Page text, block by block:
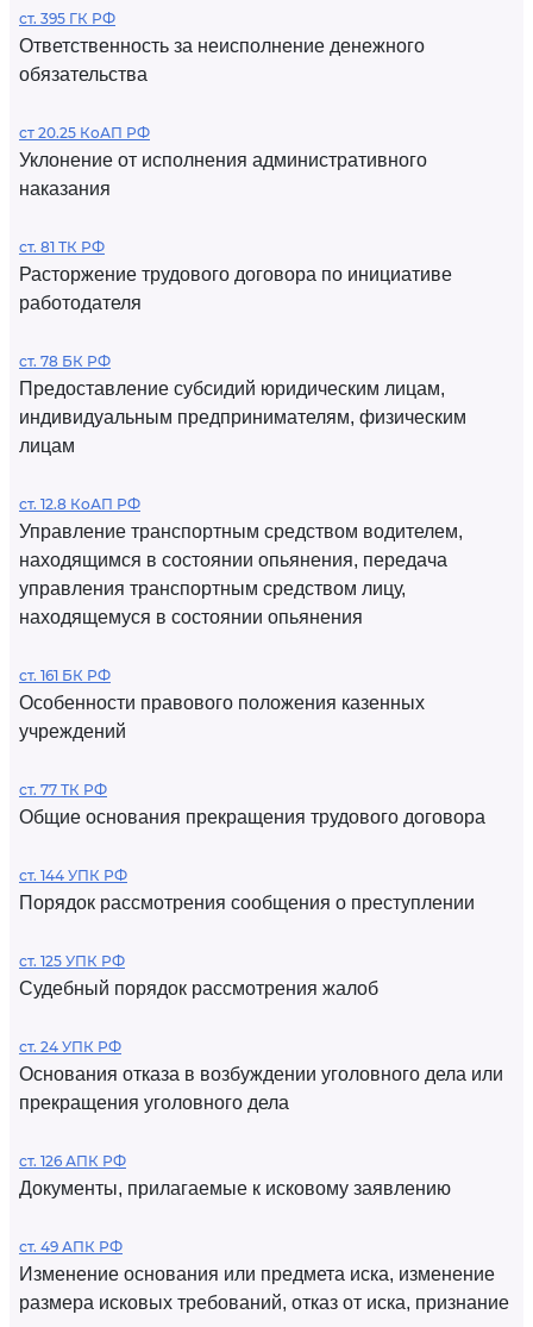
ст. 395 ГК РФ
Ответственность за неисполнение денежного
обязательства
ст 20.25 КоАП РФ
Уклонение от исполнения административного
наказания
ст. 81 ТК РФ
Расторжение трудового договора по инициативе
работодателя
ст. 78 БК РФ
Предоставление субсидий юридическим лицам,
индивидуальным предпринимателям, физическим
лицам
ст. 12.8 КоАП РФ
Управление транспортным средством водителем,
находящимся в состоянии опьянения, передача
управления транспортным средством лицу,
находящемуся в состоянии опьянения
ст. 161 БК РФ
Особенности правового положения казенных
учреждений
ст. 77 ТК РФ
Общие основания прекращения трудового договора
ст. 144 УПК РФ
Порядок рассмотрения сообщения о преступлении
ст. 125 УПК РФ
Судебный порядок рассмотрения жалоб
ст. 24 УПК РФ
Основания отказа в возбуждении уголовного дела или
прекращения уголовного дела
ст. 126 АПК РФ
Документы, прилагаемые к исковому заявлению
ст. 49 АПК РФ
Изменение основания или предмета иска, изменение
размера исковых требований, отказ от иска, признание